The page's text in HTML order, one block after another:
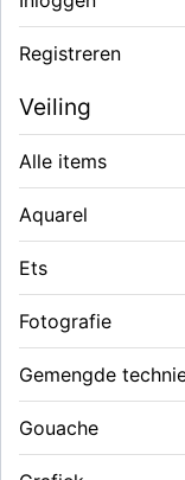
Registreren
Veiling
Alle items
Aquarel
Ets
Fotografie
Gemengde
Gouache